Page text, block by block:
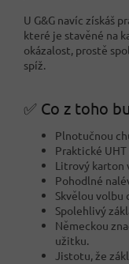
U G&G navíc získáš
které je stavěné na
okázalost, prostě
spíž.
✅ Co z toho
Plnotučnou
Praktické
Litrový karton
Pohodlné
Skvělou volbu
Spolehlivý
Německou
užitku.
Jistotu, že